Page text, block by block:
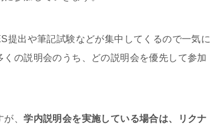
提出や筆記試験などが集中してくるので一気に
くの説明会のうち、どの説明会を優先して参加
が、学内説明会を実施している場合は、リクナ